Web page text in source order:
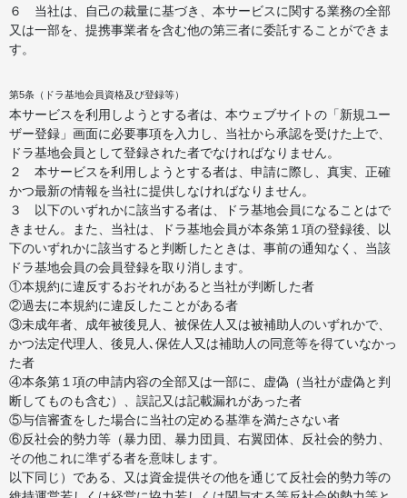
６ 当社は、自己の裁量に基づき、本サービスに関する業務の全部
又は一部を、提携事業者を含む他の第三者に委託することができま
す。
第5条（ドラ基地会員資格及び登録等）
本サービスを利用しようとする者は、本ウェブサイトの「新規ユー
ザー登録」画面に必要事項を入力し、当社から承認を受けた上で、
ドラ基地会員として登録された者でなければなりません。
２ 本サービスを利用しようとする者は、申請に際し、真実、正確
かつ最新の情報を当社に提供しなければなりません。
３ 以下のいずれかに該当する者は、ドラ基地会員になることはで
きません。また、当社は、ドラ基地会員が本条第１項の登録後、以
下のいずれかに該当すると判断したときは、事前の通知なく、当該
ドラ基地会員の会員登録を取り消します。
①本規約に違反するおそれがあると当社が判断した者
②過去に本規約に違反したことがある者
③未成年者、成年被後見人、被保佐人又は被補助人のいずれかで、
かつ法定代理人、後見人､保佐人又は補助人の同意等を得ていなかっ
た者
④本条第１項の申請内容の全部又は一部に、虚偽（当社が虚偽と判
断してものも含む）、誤記又は記載漏れがあった者
⑤与信審査をした場合に当社の定める基準を満たさない者
⑥反社会的勢力等（暴力団、暴力団員、右翼団体、反社会的勢力、
その他これに準ずる者を意味します。
以下同じ）である、又は資金提供その他を通じて反社会的勢力等の